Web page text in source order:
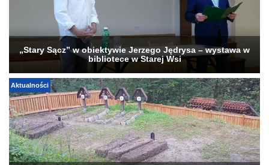
„Stary Sącz” w obiektywie Jerzego Jędrysa – wystawa w
bibliotece w Starej Wsi
Aktualności